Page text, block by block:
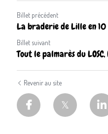
Billet précédent
La braderie de Lille en 10
Billet suivant
Tout le palmarès du
Revenir au site